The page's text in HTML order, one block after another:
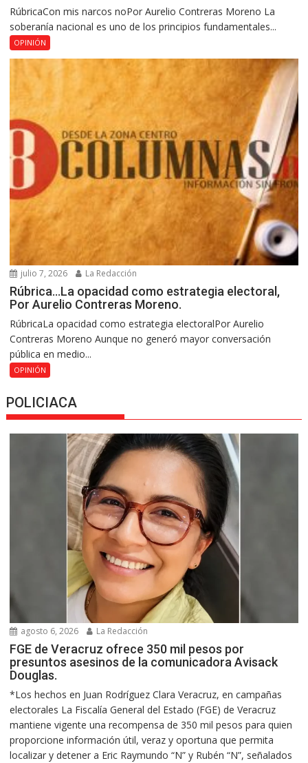
RúbricaCon mis narcos noPor Aurelio Contreras Moreno La
soberanía nacional es uno de los principios fundamentales...
OPINIÓN
julio 7, 2026 La Redacción
Rúbrica…La opacidad como estrategia electoral,
Por Aurelio Contreras Moreno.
RúbricaLa opacidad como estrategia electoralPor Aurelio
Contreras Moreno Aunque no generó mayor conversación
pública en medio...
OPINIÓN
POLICIACA
agosto 6, 2026 La Redacción
FGE de Veracruz ofrece 350 mil pesos por
presuntos asesinos de la comunicadora Avisack
Douglas.
*Los hechos en Juan Rodríguez Clara Veracruz, en campañas
electorales La Fiscalía General del Estado (FGE) de Veracruz
mantiene vigente una recompensa de 350 mil pesos para quien
proporcione información útil, veraz y oportuna que permita
localizar y detener a Eric Raymundo “N” y Rubén “N”, señalados